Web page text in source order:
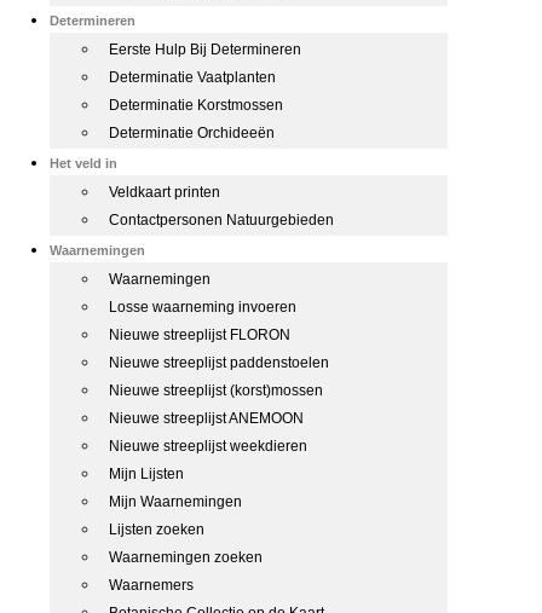
Determineren
Eerste Hulp Bij Determineren
Determinatie Vaatplanten
Determinatie Korstmossen
Determinatie Orchideeën
Het veld in
Veldkaart printen
Contactpersonen Natuurgebieden
Waarnemingen
Waarnemingen
Losse waarneming invoeren
Nieuwe streeplijst FLORON
Nieuwe streeplijst paddenstoelen
Nieuwe streeplijst (korst)mossen
Nieuwe streeplijst ANEMOON
Nieuwe streeplijst weekdieren
Mijn Lijsten
Mijn Waarnemingen
Lijsten zoeken
Waarnemingen zoeken
Waarnemers